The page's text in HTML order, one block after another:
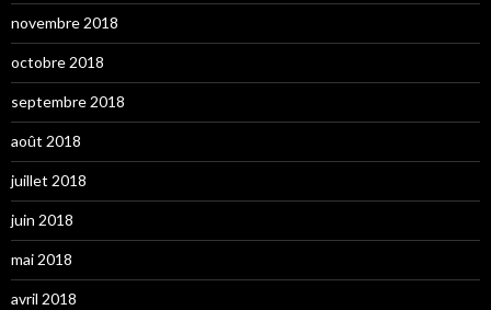
novembre 2018
octobre 2018
septembre 2018
août 2018
juillet 2018
juin 2018
mai 2018
avril 2018